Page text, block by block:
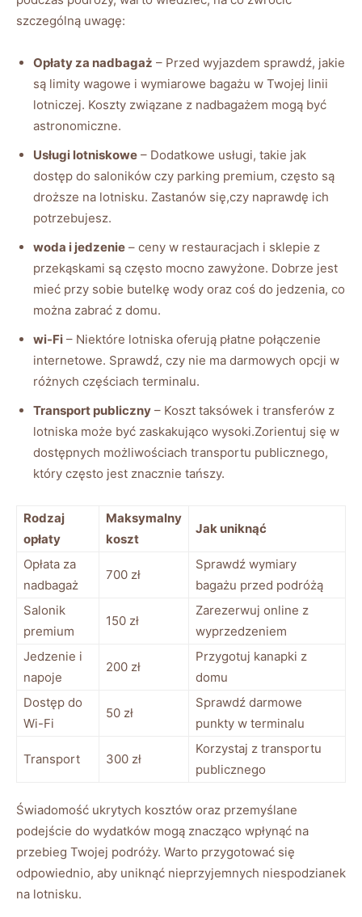
szczególną uwagę:
Opłaty za nadbagaż – Przed wyjazdem sprawdź, jakie
są limity wagowe i wymiarowe bagażu w Twojej linii
lotniczej. Koszty związane z nadbagażem mogą być
astronomiczne.
Usługi lotniskowe – Dodatkowe usługi, takie jak
dostęp do saloników czy parking premium, często są
droższe na lotnisku. Zastanów się,czy naprawdę ich
potrzebujesz.
woda i jedzenie – ceny w restauracjach i sklepie z
przekąskami są często mocno zawyżone. Dobrze jest
mieć przy sobie butelkę wody oraz coś do jedzenia, co
można zabrać z domu.
wi-Fi – Niektóre lotniska oferują płatne połączenie
internetowe. Sprawdź, czy nie ma darmowych opcji w
różnych częściach terminalu.
Transport publiczny – Koszt taksówek i transferów z
lotniska może być zaskakująco wysoki.Zorientuj się w
dostępnych możliwościach transportu publicznego,
który często jest znacznie tańszy.
Rodzaj
opłaty
Maksymalny
koszt
Jak uniknąć
Opłata za
nadbagaż
700 zł
Sprawdź wymiary
bagażu przed podróżą
Salonik
premium
150 zł
Zarezerwuj online z
wyprzedzeniem
Jedzenie i
napoje
200 zł
Przygotuj kanapki z
domu
Dostęp do
Wi-Fi
50 zł
Sprawdź darmowe
punkty w terminalu
Transport 300 zł
Korzystaj z transportu
publicznego
Świadomość ukrytych kosztów oraz przemyślane
podejście do wydatków mogą znacząco wpłynąć na
przebieg Twojej podróży. Warto przygotować się
odpowiednio, aby uniknąć nieprzyjemnych niespodzianek
na lotnisku.